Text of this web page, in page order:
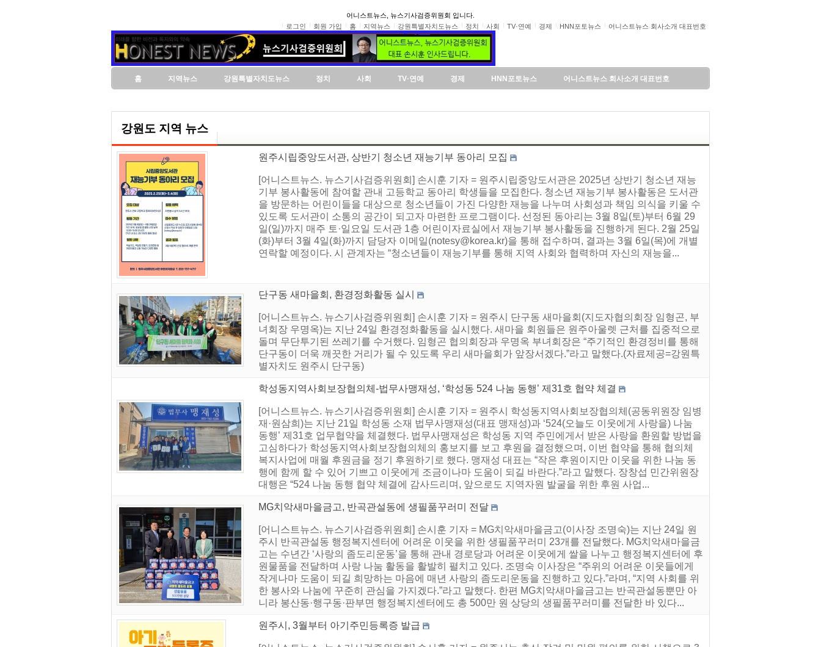
어니스트뉴스, 뉴스기사검증위원회 입니다.
로그인
회원 가입 홈 지역뉴스 강원특별자치도뉴스 정치 사회 TV·연예 경제 HNN포토뉴스 어니스트뉴스 회사소개 대표번호
홈 지역뉴스 강원특별자치도뉴스 정치 사회 TV·연예 경제 HNN포토뉴스 어니스트뉴스 회사소개 대표번호
강원도 지역 뉴스
원주시립중앙도서관, 상반기 청소년 재능기부 동아리 모집
[어니스트뉴스. 뉴스기사검증위원회] 손시훈 기자 = 원주시립중앙도서관은 2025년 상반기 청소년 재능
기부 봉사활동에 참여할 관내 고등학교 동아리 학생들을 모집한다. 청소년 재능기부 봉사활동은 도서관
을 방문하는 어린이들을 대상으로 청소년들이 가진 다양한 재능을 나누며 사회성과 책임 의식을 키울 수
있도록 도서관이 소통의 공간이 되고자 마련한 프로그램이다. 선정된 동아리는 3월 8일(토)부터 6월 29
일(일)까지 매주 토·일요일 도서관 1층 어린이자료실에서 재능기부 봉사활동을 진행하게 된다. 2월 25일
(화)부터 3월 4일(화)까지 담당자 이메일(notesy@korea.kr)을 통해 접수하며, 결과는 3월 6일(목)에 개별
연락할 예정이다. 시 관계자는 “청소년들이 재능기부를 통해 지역 사회와 협력하며 자신의 재능을...
단구동 새마을회, 환경정화활동 실시
[어니스트뉴스. 뉴스기사검증위원회] 손시훈 기자 = 원주시 단구동 새마을회(지도자협의회장 임형곤, 부
녀회장 우명옥)는 지난 24일 환경정화활동을 실시했다. 새마을 회원들은 원주아울렛 근처를 집중적으로
돌며 무단투기된 쓰레기를 수거했다. 임형곤 협의회장과 우명옥 부녀회장은 “주기적인 환경정비를 통해
단구동이 더욱 깨끗한 거리가 될 수 있도록 우리 새마을회가 앞장서겠다.”라고 말했다.(자료제공=강원특
별자치도 원주시 단구동)
학성동지역사회보장협의체-법무사맹재성, ‘학성동 524 나눔 동행’ 제31호 협약 체결
[어니스트뉴스. 뉴스기사검증위원회] 손시훈 기자 = 원주시 학성동지역사회보장협의체(공동위원장 임병
재·원삼희)는 지난 21일 학성동 소재 법무사맹재성(대표 맹재성)과 ‘524(오늘도 이웃에게 사랑을) 나눔
동행’ 제31호 업무협약을 체결했다. 법무사맹재성은 학성동 지역 주민에게서 받은 사랑을 환원할 방법을
고심하다가 학성동지역사회보장협의체의 홍보지를 보고 후원을 결정했으며, 이번 협약을 통해 협의체
복지사업에 매월 후원금을 정기 후원하기로 했다. 맹재성 대표는 “작은 후원이지만 이웃을 위한 나눔 동
행에 함께 할 수 있어 기쁘고 이웃에게 조금이나마 도움이 되길 바란다.”라고 말했다. 장창섭 민간위원장
대행은 “524 나눔 동행 협약 체결에 감사드리며, 앞으로도 지역자원 발굴을 위한 후원 사업...
MG치악새마을금고, 반곡관설동에 생필품꾸러미 전달
[어니스트뉴스. 뉴스기사검증위원회] 손시훈 기자 = MG치악새마을금고(이사장 조명숙)는 지난 24일 원
주시 반곡관설동 행정복지센터에 어려운 이웃을 위한 생필품꾸러미 23개를 전달했다. MG치악새마을금
고는 수년간 ‘사랑의 좀도리운동’을 통해 관내 경로당과 어려운 이웃에게 쌀을 나누고 행정복지센터에 후
원물품을 전달하며 사랑 나눔 활동을 활발히 펼치고 있다. 조명숙 이사장은 “주위의 어려운 이웃들에게
작게나마 도움이 되길 희망하는 마음에 매년 사랑의 좀도리운동을 진행하고 있다.”라며, “지역 사회를 위
한 봉사와 나눔에 꾸준히 관심을 가지겠다.”라고 말했다. 한편 MG치악새마을금고는 반곡관설동뿐만 아
니라 봉산동·행구동·판부면 행정복지센터에도 총 500만 원 상당의 생필품꾸러미를 전달한 바 있다...
원주시, 3월부터 아기주민등록증 발급